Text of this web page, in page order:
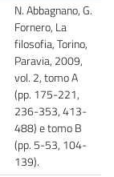
N. Abbagnano, G.
Fornero, La
filosofia, Torino,
Paravia, 2009,
vol. 2, tomo A
(pp. 175-221,
236-353, 413-
488) e tomo B
(pp. 5-53, 104-
139).